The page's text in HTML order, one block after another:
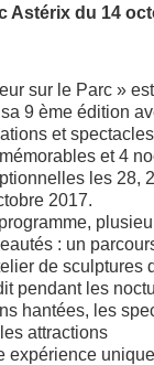
Astérix du 14
sur le Parc »
9 ème édition
et
et 4
les 28,
2017.
: un
de sculptures
pendant les
hantées, les
attractions
expérience